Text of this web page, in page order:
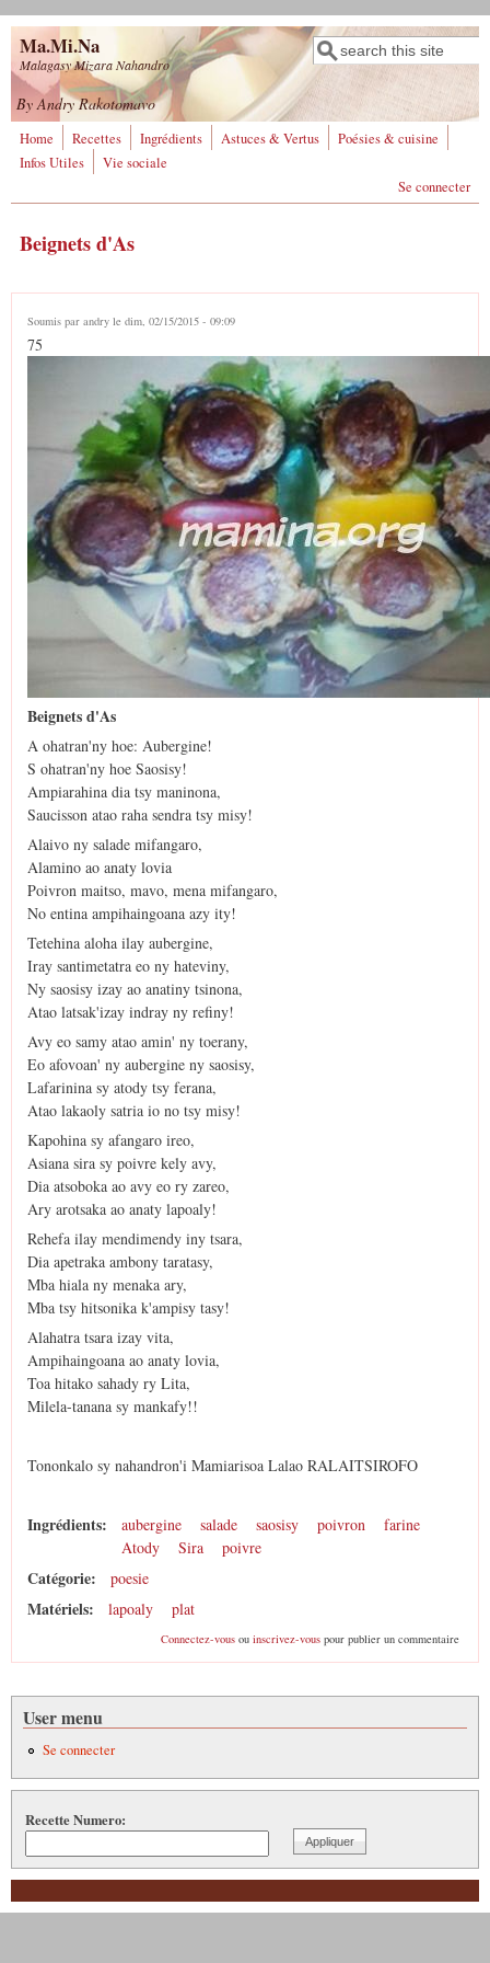
Aller au contenu principal
Ma.Mi.Na
Malagasy Mizara Nahandro
Formulaire de
recherche
Rechercher
By Andry Rakotomavo
Home Recettes Ingrédients Astuces & Vertus
Poésies & cuisine
Infos Utiles
Vie sociale
Se connecter
Beignets d'As
Soumis par andry le dim, 02/15/2015 - 09:09
75
Beignets d'As
A ohatran'ny hoe: Aubergine!
S ohatran'ny hoe Saosisy!
Ampiarahina dia tsy maninona,
Saucisson atao raha sendra tsy misy!
Alaivo ny salade mifangaro,
Alamino ao anaty lovia
Poivron maitso, mavo, mena mifangaro,
No entina ampihaingoana azy ity!
Tetehina aloha ilay aubergine,
Iray santimetatra eo ny hateviny,
Ny saosisy izay ao anatiny tsinona,
Atao latsak'izay indray ny refiny!
Avy eo samy atao amin' ny toerany,
Eo afovoan' ny aubergine ny saosisy,
Lafarinina sy atody tsy ferana,
Atao lakaoly satria io no tsy misy!
Kapohina sy afangaro ireo,
Asiana sira sy poivre kely avy,
Dia atsoboka ao avy eo ry zareo,
Ary arotsaka ao anaty lapoaly!
Rehefa ilay mendimendy iny tsara,
Dia apetraka ambony taratasy,
Mba hiala ny menaka ary,
Mba tsy hitsonika k'ampisy tasy!
Alahatra tsara izay vita,
Ampihaingoana ao anaty lovia,
Toa hitako sahady ry Lita,
Milela-tanana sy mankafy!!
Tononkalo sy nahandron'i Mamiarisoa Lalao RALAITSIROFO
Ingrédients: aubergine salade saosisy poivron
farine
Atody
Sira poivre
Catégorie: poesie
Matériels: lapoaly plat
Connectez-vousou inscrivez-vouspour publier un commentaire
User menu
Se connecter
Recette Numero: